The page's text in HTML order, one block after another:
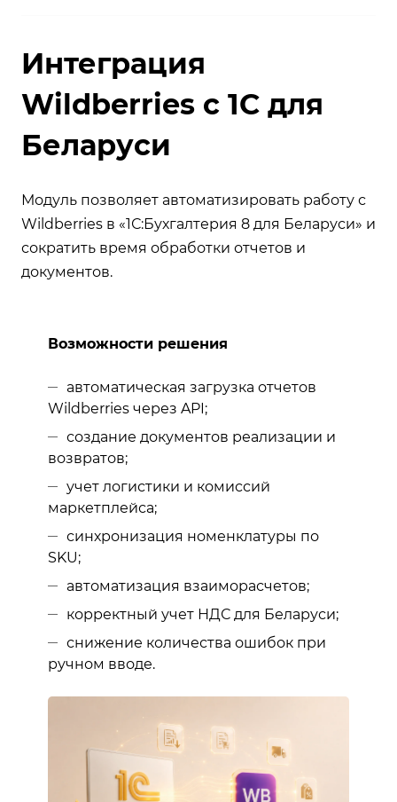
Интеграция
Wildberries с 1С для
Беларуси
Модуль позволяет автоматизировать работу с
Wildberries в «1С:Бухгалтерия 8 для Беларуси» и
сократить время обработки отчетов и
документов.
Возможности решения
автоматическая загрузка отчетов
Wildberries через API;
создание документов реализации и
возвратов;
учет логистики и комиссий
маркетплейса;
синхронизация номенклатуры по
SKU;
автоматизация взаиморасчетов;
корректный учет НДС для Беларуси;
снижение количества ошибок при
ручном вводе.